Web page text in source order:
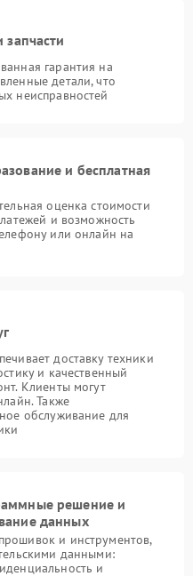
запчасти
гарантия на
детали, что
неисправностей
и бесплатная
оценка стоимости
и возможность
или онлайн на
доставку техники
и качественный
Клиенты могут
Также
обслуживание для
решение и
данных
и инструментов,
данными:
и